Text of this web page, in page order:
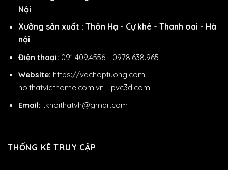
Nội
Xưởng sản xuất : Thôn Hạ - Cự khê - Thanh oai - Hà
nội
Điện thoại: 091.409.4556 - 0978.638.965
Website: https://vachoptuong.com -
noithatviethome.com.vn - pvc3d.com
Email: tknoithatvh@gmail.com
THỐNG KÊ TRUY CẬP